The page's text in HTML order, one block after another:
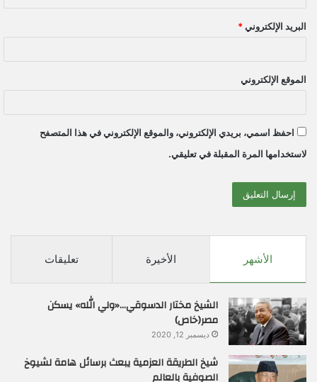
البريد الإلكتروني *
الموقع الإلكتروني
احفظ اسمي، بريدي الإلكتروني، والموقع الإلكتروني في هذا المتصفح
لاستخدامها المرة المقبلة في تعليقي.
الأشهر الأخيرة تعليقات
الشيخ مختار الدسوقي…«ولي الله» يسكن
مصر(خاص)
ديسمبر 12, 2020
شيخ الطريقة العزمية يبعث برسائل هامة لشيوخ
الصوفية بالعالم